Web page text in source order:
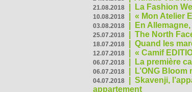
21.08.2018 La Fashion
10.08.2018 « Mon Atelier
03.08.2018 En
25.07.2018 The North
18.07.2018 Quand les
12.07.2018 « Camif
06.07.2018 La première
06.07.2018 L’ONG
04.07.2018
Skavenji,
appartement